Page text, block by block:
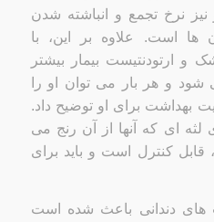
نیز نرخ تجمع و انباشته شدن
است. علاوه بر این، با
و ارتودنتیست بیمار بیشتر
و هر بار می توان او را
بهداشت برای او توضیح داد.
لثه ای که آنها از آن رنج می
کنترل است و باید برای
های دندانی باعث شده است